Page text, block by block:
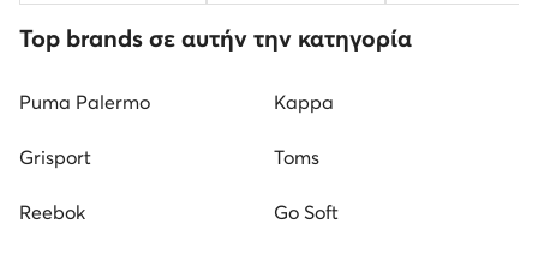
Top brands σε αυτήν την κατηγορία
Puma Palermo Kappa
Grisport Toms
Reebok Go Soft